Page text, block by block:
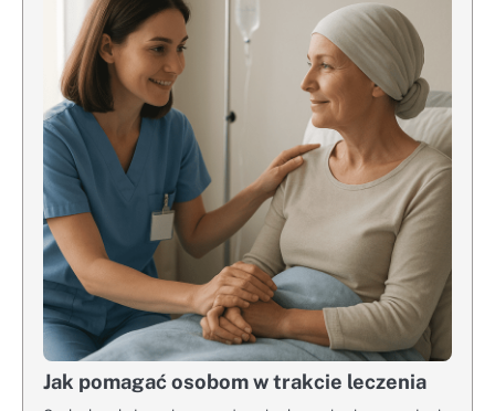
Jak pomagać osobom w trakcie leczenia